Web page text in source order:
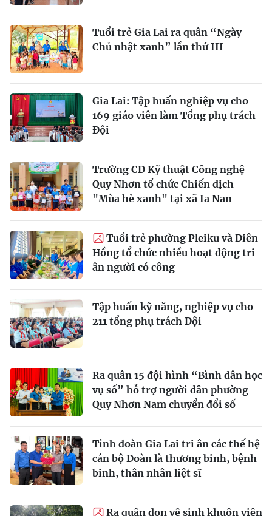
Tuổi trẻ Gia Lai ra quân “Ngày
Chủ nhật xanh” lần thứ III
Gia Lai: Tập huấn nghiệp vụ cho
169 giáo viên làm Tổng phụ trách
Đội
Trường CĐ Kỹ thuật Công nghệ
Quy Nhơn tổ chức Chiến dịch
"Mùa hè xanh" tại xã Ia Nan
Tuổi trẻ phường Pleiku và Diên
Hồng tổ chức nhiều hoạt động tri
ân người có công
Tập huấn kỹ năng, nghiệp vụ cho
211 tổng phụ trách Đội
Ra quân 15 đội hình “Bình dân học
vụ số” hỗ trợ người dân phường
Quy Nhơn Nam chuyển đổi số
Tỉnh đoàn Gia Lai tri ân các thế hệ
cán bộ Đoàn là thương binh, bệnh
binh, thân nhân liệt sĩ
Ra quân dọn vệ sinh khuôn viên